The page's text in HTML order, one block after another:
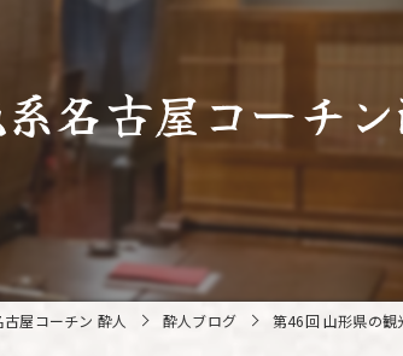
厳選銘酒・地元の銘酒
その他ドリンク
アクセス
名古屋コーチ
屋コーチン 酔人 酔人ブログ 第46回 山形県の観